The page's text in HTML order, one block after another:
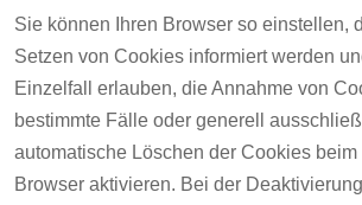
Sie können Ihren Browser so einstellen,
Setzen von Cookies informiert werden
Einzelfall erlauben, die Annahme von
bestimmte Fälle oder generell
automatische Löschen der Cookies
Browser aktivieren. Bei der